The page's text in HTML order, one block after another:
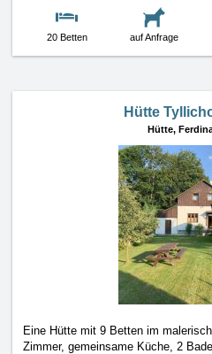
20 Betten auf Anfrage
Hütte
Hütte,
Eine Hütte mit 9 Betten im
Zimmer, gemeinsame Küche, 2